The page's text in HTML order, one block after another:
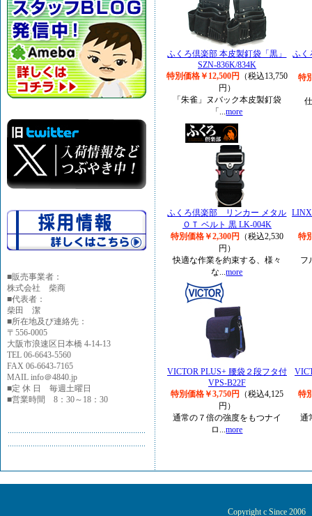
■販売事業者：
株式会社 柴商
■代表者：
柴田 潔
■所在地及び連絡先：
〒556-0005
大阪市浪速区日本橋 4-14-13
TEL 06-6643-5560
FAX 06-6643-7165
MAIL info＠4840.jp
■定 休 日 毎週土曜日
■営業時間 8：30～18：30
ふくろ倶楽部 本皮製釘袋「黒」
SZN-836K/834K
特別価格￥12,500円
（税込13,750
円）
「朱雀」ヌバック本皮製釘袋
「...more
ふ
特
ふくろ倶楽部 リンカー メタル
ＯＴ ベルト 黒 LK-004K
特別価格￥2,300円
（税込2,530
円）
快適な作業を約束する、様々
な...more
特
フ
VICTOR PLUS+ 腰袋２段フタ付
VPS-B22F
特別価格￥3,750円
（税込4,125
円）
通常の７倍の強度をもつナイ
ロ...more
特
通
Copyright c Since